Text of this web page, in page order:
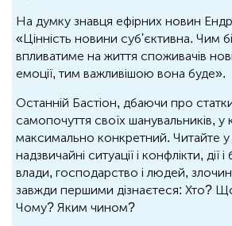
На думку знавця ефірних новин
«Цінність новини суб'єктивна. Чим
впливатиме на життя споживачів
емоції, тим важливішою вона буде».
Останній Бастіон, дбаючи про
самопочуття своїх шанувальників, у
максимально конкретний. Читайте
надзвичайні ситуації і конфлікти, дії і
влади, господарство і людей,
завжди першими дізнаєтеся: Хто?
Чому? Яким чином?